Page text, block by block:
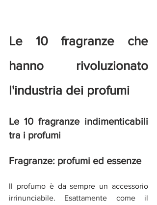
Le 10 fragranze che
hanno rivoluzionato
l'industria dei profumi
Le 10 fragranze indimenticabili
tra i profumi
Fragranze: profumi ed essenze
Il profumo è da sempre un accessorio
irrinunciabile. Esattamente come il